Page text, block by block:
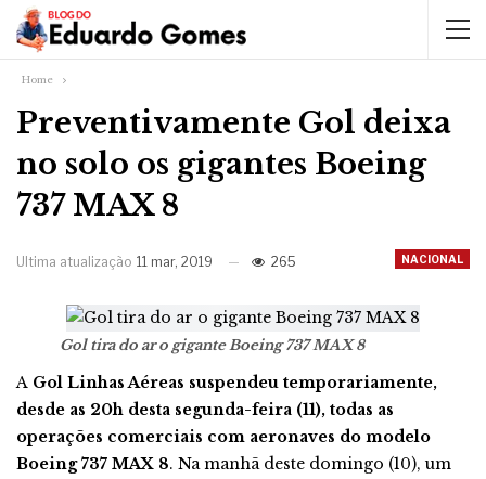
Home
Preventivamente Gol deixa
no solo os gigantes Boeing
737 MAX 8
NACIONAL
Ultima atualização 11 mar, 2019 265
Gol tira do ar o gigante Boeing 737 MAX 8
A Gol Linhas Aéreas suspendeu temporariamente,
desde as 20h desta segunda-feira (11), todas as
operações comerciais com aeronaves do modelo
Boeing 737 MAX 8. Na manhã deste domingo (10), um